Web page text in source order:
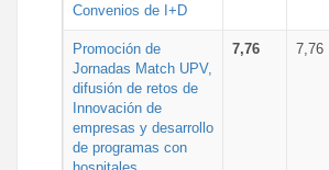
Convenios de I+D
Promoción de
Jornadas Match UPV,
difusión de retos de
Innovación de
empresas y desarrollo
de programas con
hospitales
7,76 7,76